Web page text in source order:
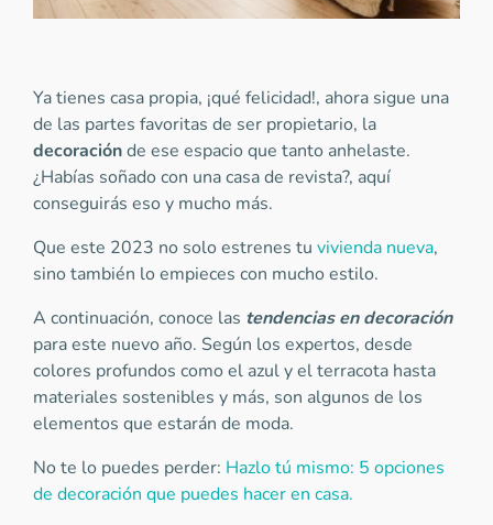
Ya tienes casa propia, ¡qué felicidad!, ahora sigue una
de las partes favoritas de ser propietario, la
decoraciónde ese espacio que tanto anhelaste.
¿Habías soñado con una casa de revista?, aquí
conseguirás eso y mucho más.
Que este 2023 no solo estrenes tu vivienda nueva,
sino también lo empieces con mucho estilo.
A continuación, conoce las tendencias en decoración
para este nuevo año. Según los expertos, desde
colores profundos como el azul y el terracota hasta
materiales sostenibles y más, son algunos de los
elementos que estarán de moda.
No te lo puedes perder: Hazlo tú mismo: 5 opciones
de decoración que puedes hacer en casa.